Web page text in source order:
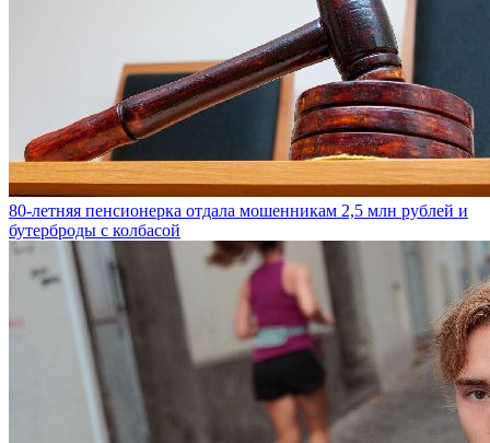
80-летняя пенсионерка отдала мошенникам 2,5 млн рублей и
бутерброды с колбасой